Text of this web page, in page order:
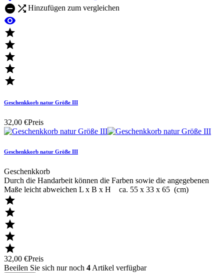
  Hinzufügen zum vergleichen






Geschenkkorb natur Größe III
32,00 €Preis
Geschenkkorb natur Größe III
Geschenkkorb
Durch die Handarbeit können die Farben sowie die angegebenen
Maße leicht abweichen L x B x H ca. 55 x 33 x 65 (cm)





32,00 €Preis
Beeilen Sie sich nur noch 4 Artikel verfügbar